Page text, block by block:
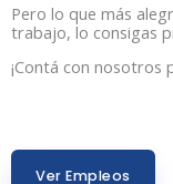
Pero lo que más
trabajo, lo consigas
¡Contá con nosotros
Ver Empleos